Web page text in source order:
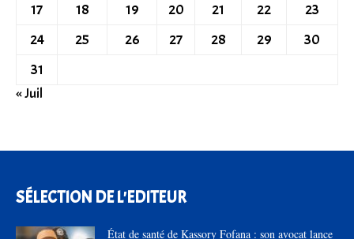
17
18 19 20 21 22
23
24
25 26 27 28 29
30
31
« Juil
SÉLECTION DE L'EDITEUR
État de santé de Kassory Fofana : son avocat lance